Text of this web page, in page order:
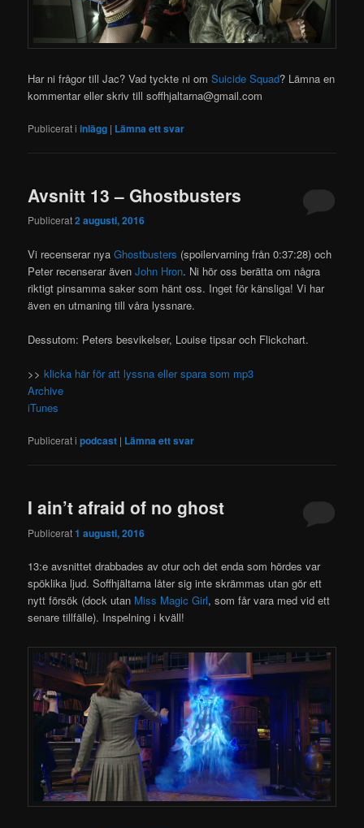
Har ni frågor till Jac? Vad tyckte ni omSuicide Squad? Lämna en
kommentar eller skriv till soffhjaltarna@gmail.com
Publicerat i inlägg | Lämna ett svar
Avsnitt 13 – Ghostbusters
Publicerat2 augusti, 2016
Vi recenserar nyaGhostbusters (spoilervarning från 0:37:28) och
Peter recenserar ävenJohn Hron. Ni hör oss berätta om några
riktigt pinsamma saker som hänt oss. Inget för känsliga! Vi har
även en utmaning till våra lyssnare.
Dessutom: Peters besvikelser, Louise tipsar och Flickchart.
>>klicka här för att lyssna eller spara som mp3
Archive
iTunes
Publicerat i podcast | Lämna ett svar
I ain’t afraid of no ghost
Publicerat1 augusti, 2016
13:e avsnittet drabbades av otur och det enda som hördes var
spöklika ljud. Soffhjältarna låter sig inte skrämmas utan gör ett
nytt försök (dock utan Miss Magic Girl, som får vara med vid ett
senare tillfälle). Inspelning i kväll!